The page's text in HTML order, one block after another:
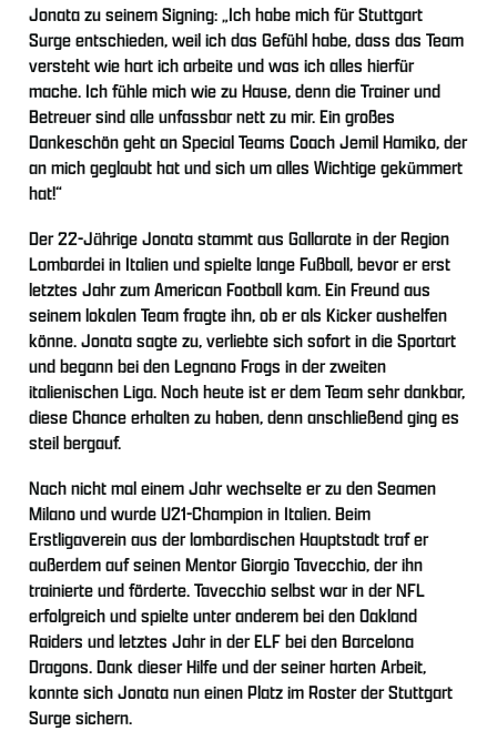
Jonata zu seinem Signing: „Ich habe mich für Stuttgart
Surge entschieden, weil ich das Gefühl habe, dass das Team
versteht wie hart ich arbeite und was ich alles hierfür
mache. Ich fühle mich wie zu Hause, denn die Trainer und
Betreuer sind alle unfassbar nett zu mir. Ein großes
Dankeschön geht an Special Teams Coach Jemil Hamiko, der
an mich geglaubt hat und sich um alles Wichtige gekümmert
hat!“
Der 22-Jährige Jonata stammt aus Gallarate in der Region
Lombardei in Italien und spielte lange Fußball, bevor er erst
letztes Jahr zum American Football kam. Ein Freund aus
seinem lokalen Team fragte ihn, ob er als Kicker aushelfen
könne. Jonata sagte zu, verliebte sich sofort in die Sportart
und begann bei den Legnano Frogs in der zweiten
italienischen Liga. Noch heute ist er dem Team sehr dankbar,
diese Chance erhalten zu haben, denn anschließend ging es
steil bergauf.
Nach nicht mal einem Jahr wechselte er zu den Seamen
Milano und wurde U21-Champion in Italien. Beim
Erstligaverein aus der lombardischen Hauptstadt traf er
außerdem auf seinen Mentor Giorgio Tavecchio, der ihn
trainierte und förderte. Tavecchio selbst war in der NFL
erfolgreich und spielte unter anderem bei den Oakland
Raiders und letztes Jahr in der ELF bei den Barcelona
Dragons. Dank dieser Hilfe und der seiner harten Arbeit,
konnte sich Jonata nun einen Platz im Roster der Stuttgart
Surge sichern.